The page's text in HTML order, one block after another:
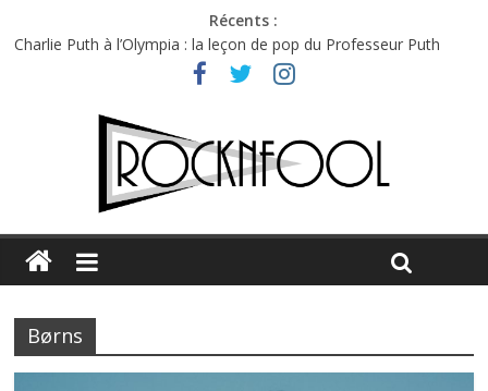
Récents :
Charlie Puth à l’Olympia : la leçon de pop du Professeur Puth
Festival Triptyque : un nouveau festival de musique indépendant
Hellfest 2026 vendredi : température et émotions en hausse
Hellfest 2026 jeudi : impossible de choisir entre chaleur et bonne
Première édition du Midgard Festival : entre bière, métal et
Børns